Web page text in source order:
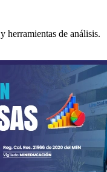
herramientas de análisis.